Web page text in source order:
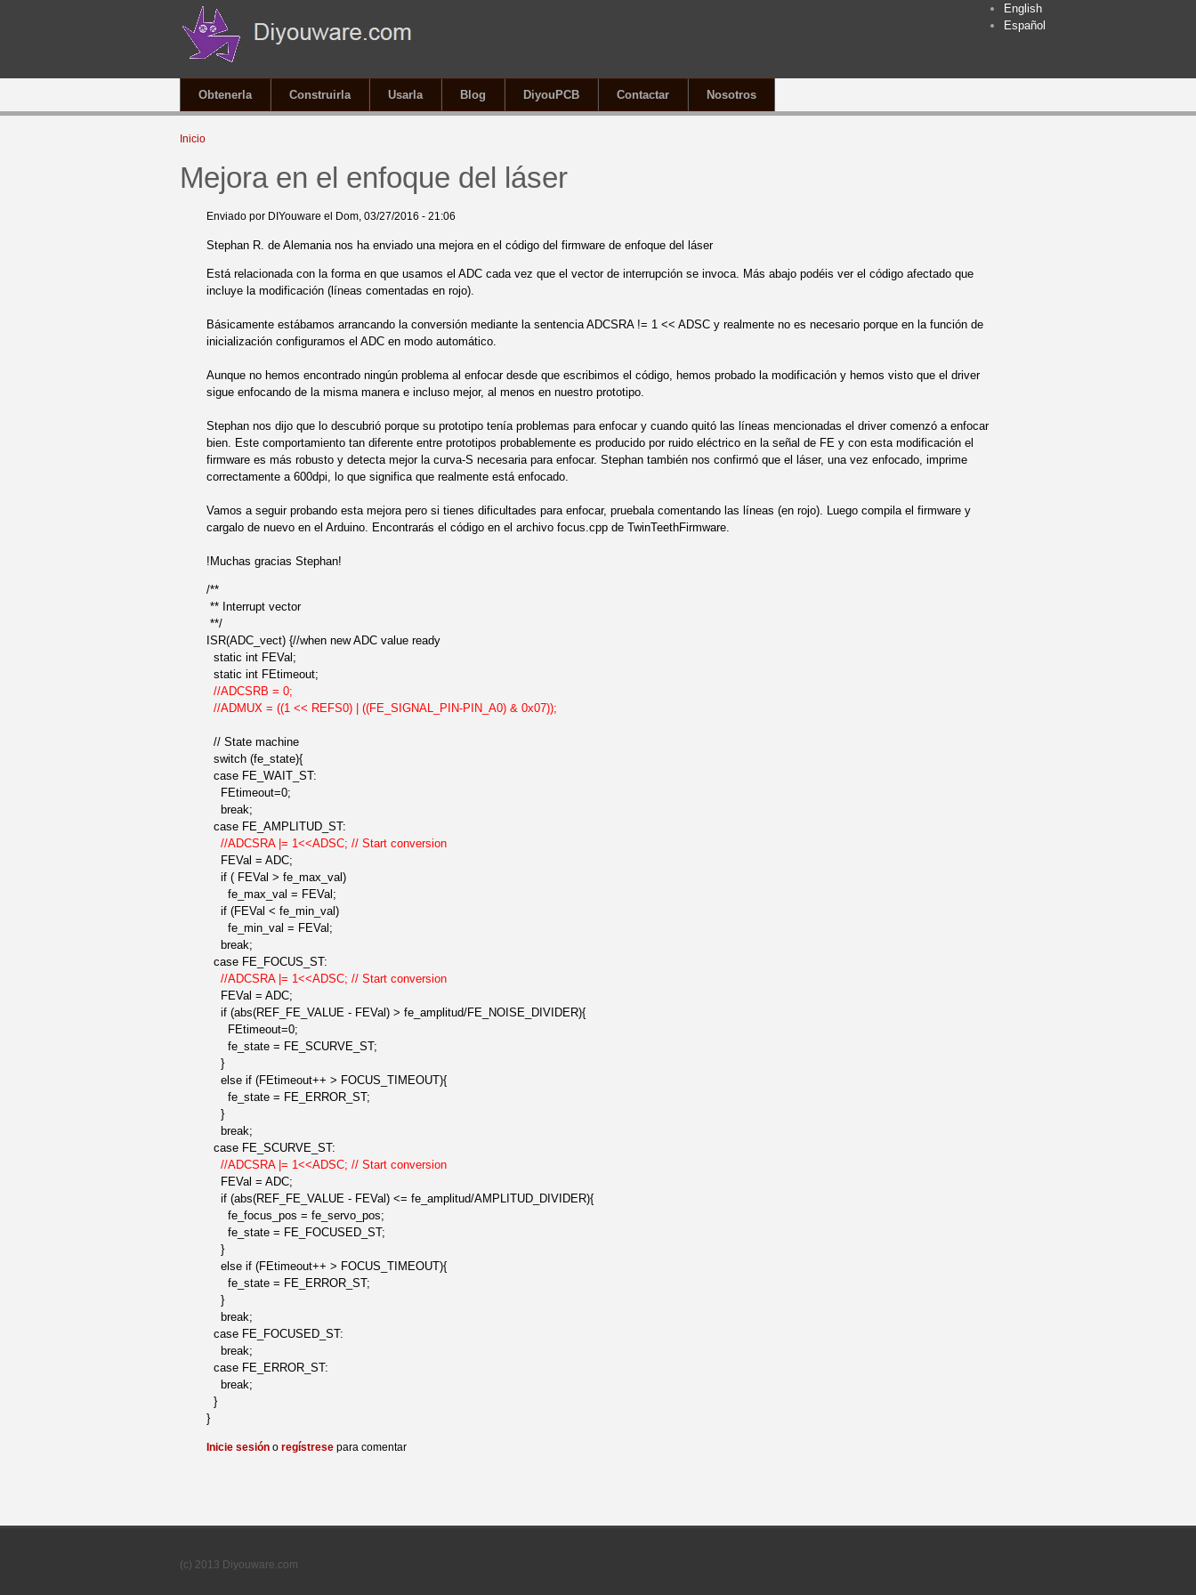
English
Español
Obtenerla Construirla Usarla Blog DiyouPCB Contactar Nosotros
Se encuentra usted aquí
Inicio
Mejora en el enfoque del láser
Enviado por DIYouware el Dom, 03/27/2016 - 21:06
Stephan R. de Alemania nos ha enviado una mejora en el código del firmware de enfoque del láser
Está relacionada con la forma en que usamos el ADC cada vez que el vector de interrupción se invoca. Más abajo podéis ver el código afectado que
incluye la modificación (líneas comentadas en rojo).
Básicamente estábamos arrancando la conversión mediante la sentencia ADCSRA != 1 << ADSC y realmente no es necesario porque en la función de
inicialización configuramos el ADC en modo automático.
Aunque no hemos encontrado ningún problema al enfocar desde que escribimos el código, hemos probado la modificación y hemos visto que el driver
sigue enfocando de la misma manera e incluso mejor, al menos en nuestro prototipo.
Stephan nos dijo que lo descubrió porque su prototipo tenía problemas para enfocar y cuando quitó las líneas mencionadas el driver comenzó a enfocar
bien. Este comportamiento tan diferente entre prototipos probablemente es producido por ruido eléctrico en la señal de FE y con esta modificación el
firmware es más robusto y detecta mejor la curva-S necesaria para enfocar. Stephan también nos confirmó que el láser, una vez enfocado, imprime
correctamente a 600dpi, lo que significa que realmente está enfocado.
Vamos a seguir probando esta mejora pero si tienes dificultades para enfocar, pruebala comentando las líneas (en rojo). Luego compila el firmware y
cargalo de nuevo en el Arduino. Encontrarás el código en el archivo focus.cpp de TwinTeethFirmware.
!Muchas gracias Stephan!
/**
** Interrupt vector
**/
ISR(ADC_vect) {//when new ADC value ready
static int FEVal;
static int FEtimeout;
//ADCSRB = 0;
//ADMUX = ((1 << REFS0) | ((FE_SIGNAL_PIN-PIN_A0) & 0x07));
// State machine
switch (fe_state){
case FE_WAIT_ST:
FEtimeout=0;
break;
case FE_AMPLITUD_ST:
//ADCSRA |= 1<<ADSC; // Start conversion
FEVal = ADC;
if ( FEVal > fe_max_val)
fe_max_val = FEVal;
if (FEVal < fe_min_val)
fe_min_val = FEVal;
break;
case FE_FOCUS_ST:
//ADCSRA |= 1<<ADSC; // Start conversion
FEVal = ADC;
if (abs(REF_FE_VALUE - FEVal) > fe_amplitud/FE_NOISE_DIVIDER){
FEtimeout=0;
fe_state = FE_SCURVE_ST;
}
else if (FEtimeout++ > FOCUS_TIMEOUT){
fe_state = FE_ERROR_ST;
}
break;
case FE_SCURVE_ST:
//ADCSRA |= 1<<ADSC; // Start conversion
FEVal = ADC;
if (abs(REF_FE_VALUE - FEVal) <= fe_amplitud/AMPLITUD_DIVIDER){
fe_focus_pos = fe_servo_pos;
fe_state = FE_FOCUSED_ST;
}
else if (FEtimeout++ > FOCUS_TIMEOUT){
fe_state = FE_ERROR_ST;
}
break;
case FE_FOCUSED_ST:
break;
case FE_ERROR_ST:
break;
}
}
Inicie sesión o regístrese para comentar
(c) 2013 Diyouware.com